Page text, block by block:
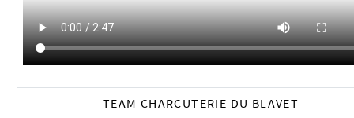
TEAM CHARCUTERIE DU BLAVET